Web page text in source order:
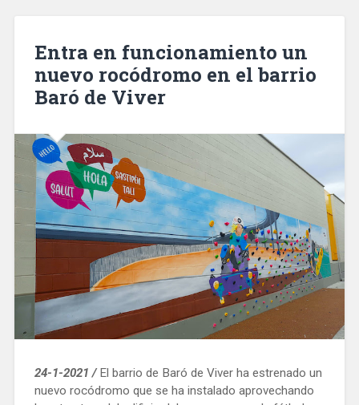
llamadas
de
emergencia
Entra en funcionamiento un
nuevo rocódromo en el barrio
Baró de Viver
24-1-2021 /El barrio de Baró de Viver ha estrenado un
nuevo rocódromo que se ha instalado aprovechando